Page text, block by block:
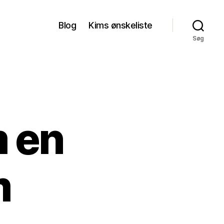
Blog Kims ønskeliste
Søg
en